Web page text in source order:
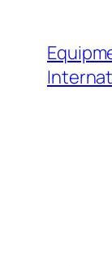
content